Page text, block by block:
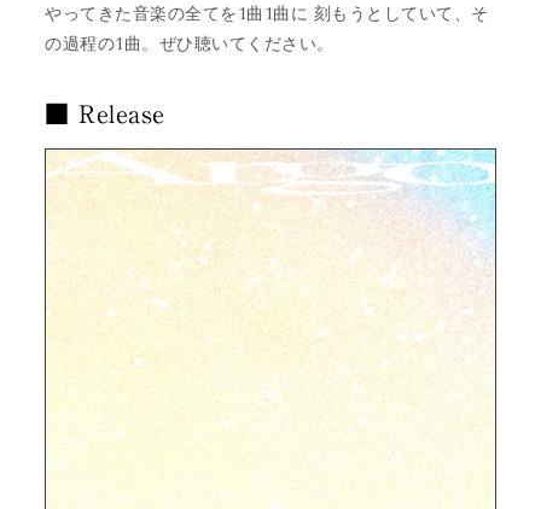
やってきた音楽の全てを1曲1曲に 刻もうとしていて、そ
の過程の1曲。ぜひ聴いてください。
■ Release